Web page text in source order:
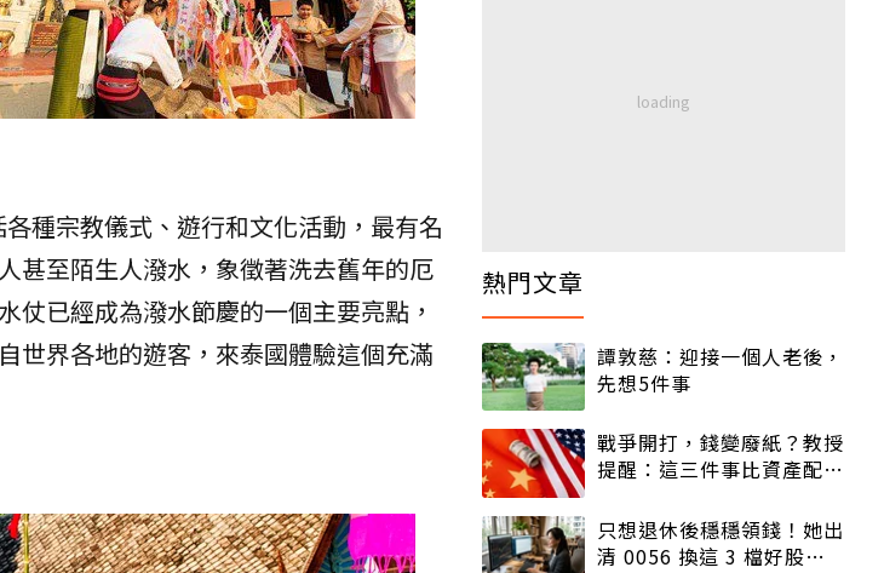
種宗教儀式、遊行和文化活動，最有名
甚至陌生人潑水，象徵著洗去舊年的厄
仗已經成為潑水節慶的一個主要亮點，
世界各地的遊客，來泰國體驗這個充滿
熱門文章
譚敦慈：迎接一個人老後，
先想5件事
戰爭開打，錢變廢紙？教授
提醒：這三件事比資產配置
只想退休後穩穩領錢！她出
清 0056 換這 3 檔好股：